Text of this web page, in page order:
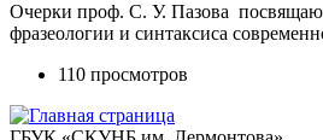
Очерки проф. С. У. Пазова
фразеологии и синтаксиса
110 просмотров